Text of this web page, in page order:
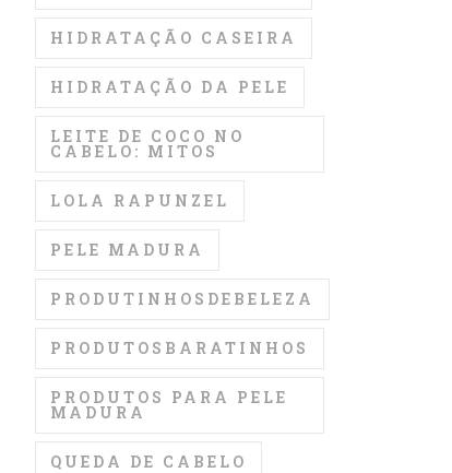
HIDRATAÇÃO CASEIRA
HIDRATAÇÃO DA PELE
LEITE DE COCO NO
CABELO: MITOS
LOLA RAPUNZEL
PELE MADURA
PRODUTINHOSDEBELEZA
PRODUTOSBARATINHOS
PRODUTOS PARA PELE
MADURA
QUEDA DE CABELO